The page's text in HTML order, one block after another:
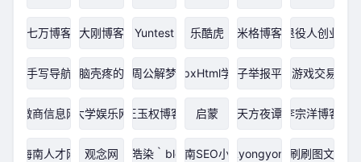
七万博客 大刚博客 Yuntest 乐酷虎 米格博客 退役人创业
手写导航头晕脑壳疼的博客周公解梦AspxHtml学习骗子举报平台4931游戏交易平台
微商信息网 大学娱乐网 王玉权博客 启蒙 天方夜谭 李宗洋博客
海南人才网 观念网 林皓染｀blog海南SEO小建Ryongyon! 刷刷图文